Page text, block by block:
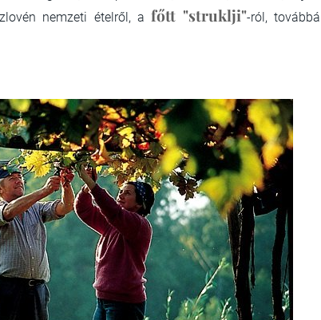
nemzeti ételről, afőtt "struklji"-ról, továbbá